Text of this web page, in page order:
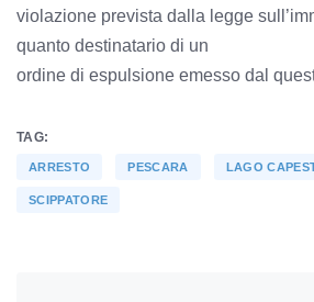
violazione prevista dalla legge
quanto destinatario di un
ordine di espulsione emesso dal
TAG:
ARRESTO PESCARA LAGO
SCIPPATORE